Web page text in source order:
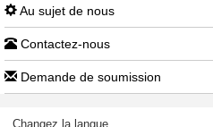
Au sujet de nous
Contactez-nous
Demande de soumission
Changez la langue